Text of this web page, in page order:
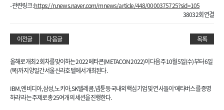
- 관련링크 :https://n.news.naver.com/mnews/article/448/0000375725?sid=105
38032회 연결
이전글 다음글 목록
올해로 개최 2회차를 맞이하는 2022 메타콘(METACON 2022)이 다음주 10월 5일(수)부터 6일
(목)까지 양일간 서울 신라호텔에서 개최된다.
IBM, 엔비디아, 삼성, 노키아, SK텔레콤, 넵튠 등 국내외 핵심 기업 및 연사들이 ‘메타버스를 증명
하라’라는 주제로 총 25여개의 세션을 진행한다.